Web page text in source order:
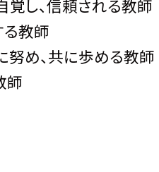
し、信頼される教師
る教師
努め、共に歩める教師
師